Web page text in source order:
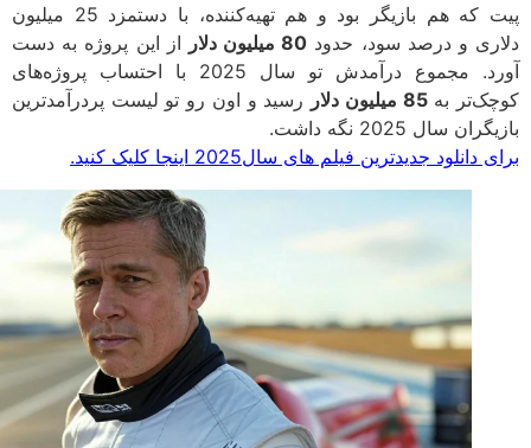
پیت که هم بازیگر بود و هم تهیه‌کننده، با دستمزد 25 میلیون
و درصد سود، حدود80 میلیون دلار
از این پروژه به دست
آورد. مجموع درآمدش تو سال 2025 با احتساب پروژه‌های
به85 میلیون دلار
رسید و اون رو تو لیست پردرآمدترین
سال 2025 نگه داشت.
جدیدترین فیلم های سال2025 اینجا کلیک کنید.